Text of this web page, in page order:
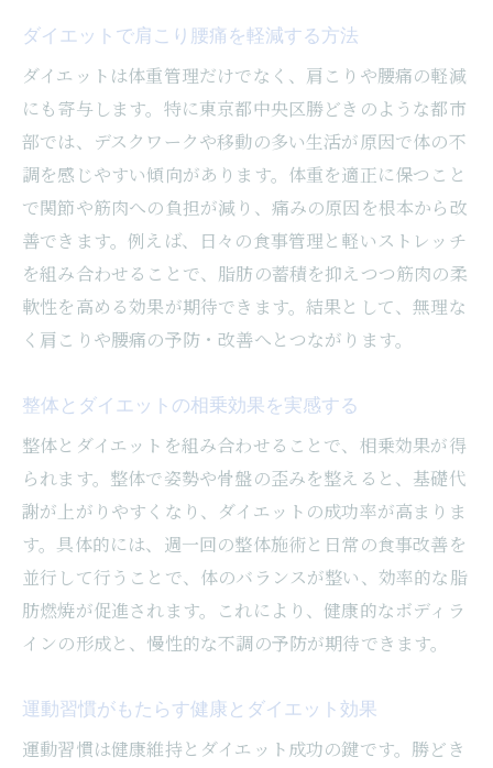
ダイエットで肩こり腰痛を軽減する方法
ダイエットは体重管理だけでなく、肩こりや腰痛の軽減
にも寄与します。特に東京都中央区勝どきのような都市
部では、デスクワークや移動の多い生活が原因で体の不
調を感じやすい傾向があります。体重を適正に保つこと
で関節や筋肉への負担が減り、痛みの原因を根本から改
善できます。例えば、日々の食事管理と軽いストレッチ
を組み合わせることで、脂肪の蓄積を抑えつつ筋肉の柔
軟性を高める効果が期待できます。結果として、無理な
く肩こりや腰痛の予防・改善へとつながります。
整体とダイエットの相乗効果を実感する
整体とダイエットを組み合わせることで、相乗効果が得
られます。整体で姿勢や骨盤の歪みを整えると、基礎代
謝が上がりやすくなり、ダイエットの成功率が高まりま
す。具体的には、週一回の整体施術と日常の食事改善を
並行して行うことで、体のバランスが整い、効率的な脂
肪燃焼が促進されます。これにより、健康的なボディラ
インの形成と、慢性的な不調の予防が期待できます。
運動習慣がもたらす健康とダイエット効果
運動習慣は健康維持とダイエット成功の鍵です。勝どき